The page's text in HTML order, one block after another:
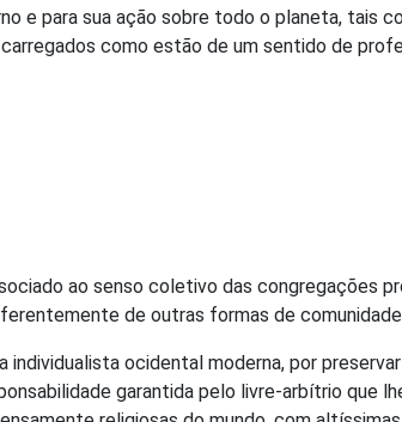
e para sua ação sobre todo o planeta, tais
como estão de um sentido de
ao senso coletivo das congregações
de outras formas de
ocidental moderna, por
garantida pelo livre-arbítrio que